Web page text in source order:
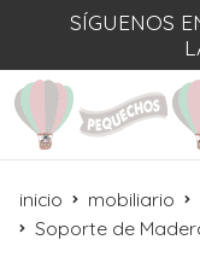
SÍGUENOS
inicio mobiliario